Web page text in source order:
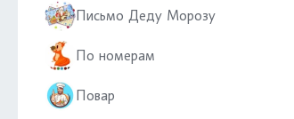
Письмо Деду Морозу
По номерам
Повар